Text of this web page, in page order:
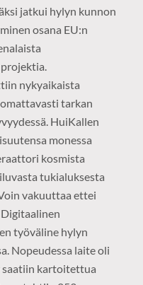
jatkui hylyn kunnon
osana EU:n
nykyaikaista
tarkan
HuiKallen
monessa
kosmista
tukialuksesta
vakuuttaa ettei
työväline hylyn
Nopeudessa laite oli
saatiin kartoitettua